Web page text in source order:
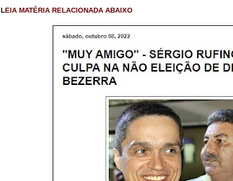
LEIA MATÉRIA RELACIONADA ABAIXO